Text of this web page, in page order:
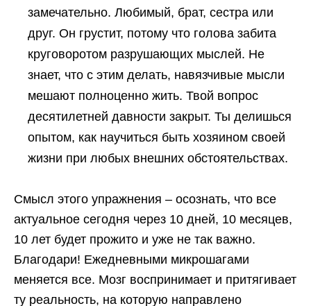
замечательно. Любимый, брат, сестра или
друг. Он грустит, потому что голова забита
круговоротом разрушающих мыслей. Не
знает, что с этим делать, навязчивые мысли
мешают полноценно жить. Твой вопрос
десятилетней давности закрыт. Ты делишься
опытом, как научиться быть хозяином своей
жизни при любых внешних обстоятельствах.
Смысл этого упражнения – осознать, что все
актуальное сегодня через 10 дней, 10 месяцев,
10 лет будет прожито и уже не так важно.
Благодари! Ежедневными микрошагами
меняется все. Мозг воспринимает и притягивает
ту реальность, на которую направлено